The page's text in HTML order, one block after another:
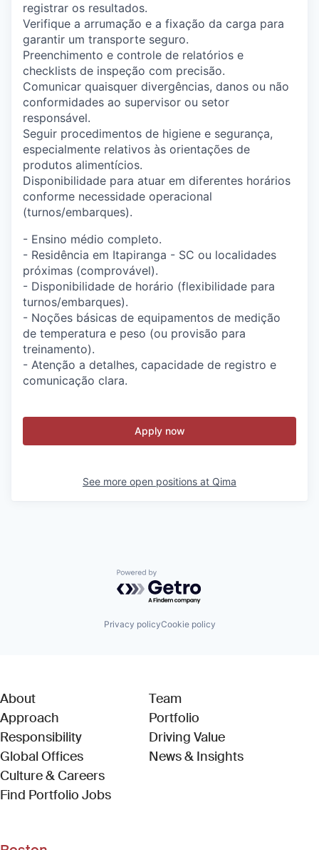
registrar os resultados.
Verifique a arrumação e a fixação da carga para
garantir um transporte seguro.
Preenchimento e controle de relatórios e
checklists de inspeção com precisão.
Comunicar quaisquer divergências, danos ou não
conformidades ao supervisor ou setor
responsável.
Seguir procedimentos de higiene e segurança,
especialmente relativos às orientações de
produtos alimentícios.
Disponibilidade para atuar em diferentes horários
conforme necessidade operacional
(turnos/embarques).
- Ensino médio completo.
- Residência em Itapiranga - SC ou localidades
próximas (comprovável).
- Disponibilidade de horário (flexibilidade para
turnos/embarques).
- Noções básicas de equipamentos de medição
de temperatura e peso (ou provisão para
treinamento).
- Atenção a detalhes, capacidade de registro e
comunicação clara.
Apply now
See more open positions at Qima
Powered by Getro.com
Privacy policyCookie policy
About
Approach
Responsibility
Global Offices
Culture & Careers
Find Portfolio Jobs(Link opens in new window)
Team
Portfolio
Driving Value
News & Insights